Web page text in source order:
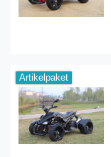
Artikelpaket